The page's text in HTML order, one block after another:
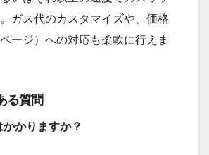
ガス代のカスタマイズや、価格
ージ）への対応も柔軟に行えま
る質問
かりますか？